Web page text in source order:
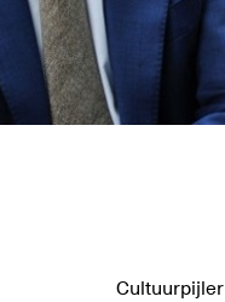
Cultuurpijler